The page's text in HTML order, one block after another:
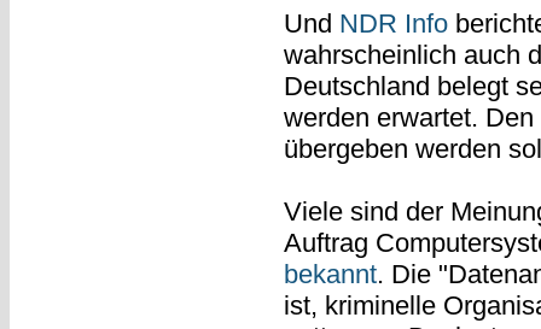
Und NDR Info
wahrscheinlich auch
Deutschland belegt
werden erwartet.
übergeben werden
Viele sind der
Auftrag
bekannt. Die
ist, kriminelle